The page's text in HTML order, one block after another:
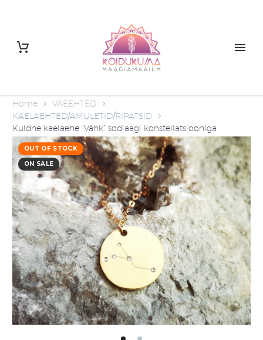
Home
VÄEEHTED
KAELAEHTED/AMULETID/RIPATSID
Kuldne kaelaehe “Vähk” sodiaagi konstellatsiooniga
OUT OF STOCK
ON SALE